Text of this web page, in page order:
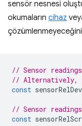
sensör nesnesi
okumaların cihaz
çözümlenmeyeceğini
// Sensor
// Alternatively,
const
// Sensor
const